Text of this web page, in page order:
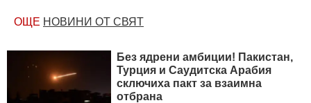
ОЩЕ НОВИНИ ОТ СВЯТ
Без ядрени амбиции! Пакистан,
Турция и Саудитска Арабия
сключиха пакт за взаимна
отбрана